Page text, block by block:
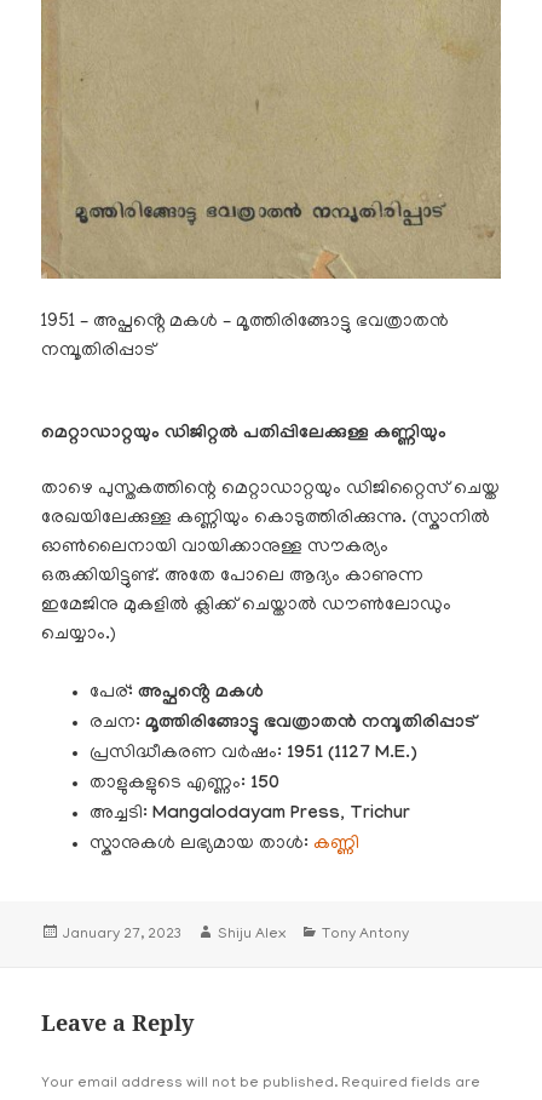
1951 – അപ്ഫൻ്റെ മകൾ – മൂത്തിരിങ്ങോട്ടു ഭവത്രാതൻ
നമ്പൂതിരിപ്പാട്
മെറ്റാഡാറ്റയും ഡിജിറ്റൽ പതിപ്പിലേക്കുള്ള കണ്ണിയും
താഴെ പുസ്തകത്തിന്റെ മെറ്റാഡാറ്റയും ഡിജിറ്റൈസ് ചെയ്ത
രേഖയിലേക്കുള്ള കണ്ണിയും കൊടുത്തിരിക്കുന്നു. (സ്കാനിൽ
ഓൺലൈനായി വായിക്കാനുള്ള സൗകര്യം
ഒരുക്കിയിട്ടുണ്ട്. അതേ പോലെ ആദ്യം കാണുന്ന
ഇമേജിനു മുകളിൽ ക്ലിക്ക് ചെയ്താൽ ഡൗൺലോഡും
ചെയ്യാം.)
പേര്:അപ്ഫൻ്റെ മകൾ
രചന:മൂത്തിരിങ്ങോട്ടു ഭവത്രാതൻ നമ്പൂതിരിപ്പാട്
പ്രസിദ്ധീകരണ വർഷം: 1951 (1127 M.E.)
താളുകളുടെ എണ്ണം: 150
അച്ചടി: Mangalodayam Press, Trichur
സ്കാനുകൾ ലഭ്യമായ താൾ: കണ്ണി
Posted
January 27, 2023 Author
Shiju Alex Categories
Tony Antony
Leave a Reply
Your email address will not be published. Required fields are